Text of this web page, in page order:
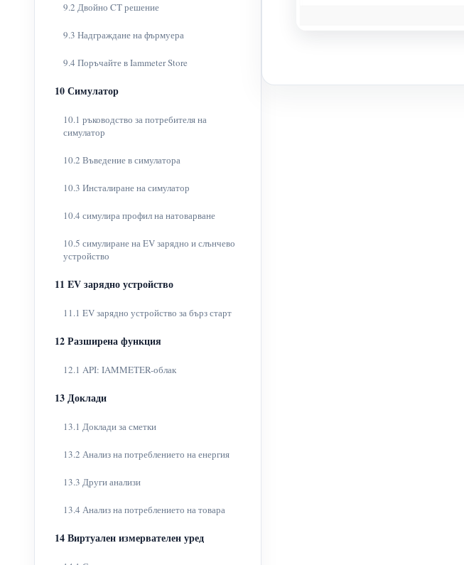
9.2 Двойно CT решение
9.3 Надграждане на фърмуера
9.4 Поръчайте в Iammeter Store
10 Симулатор
10.1 ръководство за потребителя на
симулатор
10.2 Въведение в симулатора
10.3 Инсталиране на симулатор
10.4 симулира профил на натоварване
10.5 симулиране на EV зарядно и слънчево
устройство
11 EV зарядно устройство
11.1 EV зарядно устройство за бърз старт
12 Разширена функция
12.1 API: IAMMETER-облак
13 Доклади
13.1 Доклади за сметки
13.2 Анализ на потреблението на енергия
13.3 Други анализи
13.4 Анализ на потреблението на товара
14 Виртуален измервателен уред